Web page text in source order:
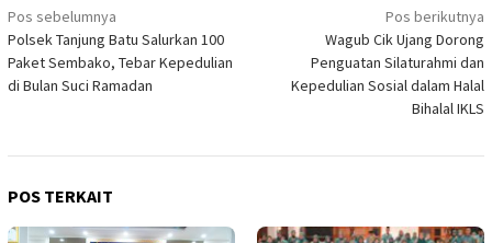
Navigasi
pos
Pos sebelumnya
Polsek Tanjung Batu Salurkan 100
Paket Sembako, Tebar Kepedulian
di Bulan Suci Ramadan
Pos berikutnya
Wagub Cik Ujang Dorong
Penguatan Silaturahmi dan
Kepedulian Sosial dalam Halal
Bihalal IKLS
POS TERKAIT